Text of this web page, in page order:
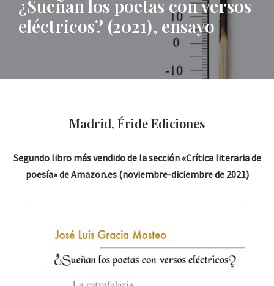
¿Sueñan los poetas con versos
eléctricos? (2021), ensayo
Madrid, Éride Ediciones
Segundo libro más vendido de la sección «Crítica literaria de
poesía» de Amazon.es (noviembre-diciembre de 2021)